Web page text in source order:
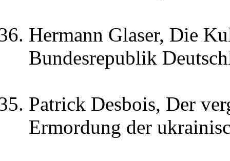
Hermann Glaser, Die
Bundesrepublik
Patrick Desbois, Der
Ermordung der